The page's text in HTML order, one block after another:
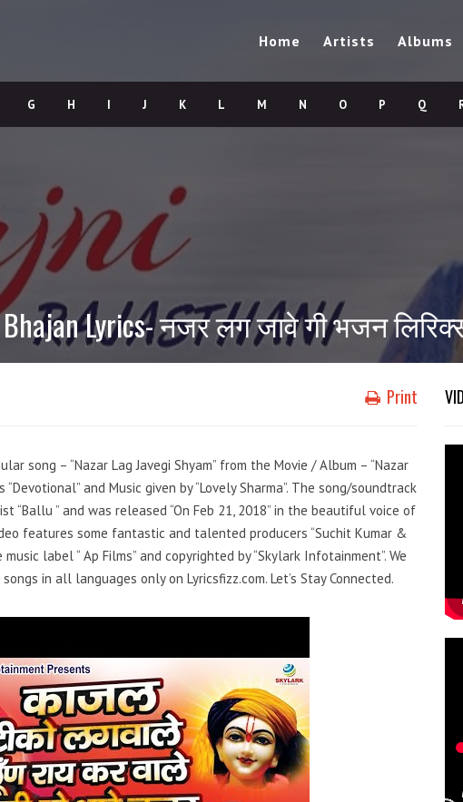
Home Artists Albums
G H I J K L M N O P Q
Bhajan Lyrics- नजर लग जावे गी भजन
Print
song – “Nazar Lag Javegi Shyam” from the Movie / Album – “Nazar
“Devotional” and Music given by “Lovely Sharma”. The song/soundtrack
“Ballu ” and was released “On Feb 21, 2018” in the beautiful voice of
features some fantastic and talented producers “Suchit Kumar &
label “ Ap Films” and copyrighted by “Skylark Infotainment”. We
in all languages only on Lyricsfizz.com. Let’s Stay Connected.